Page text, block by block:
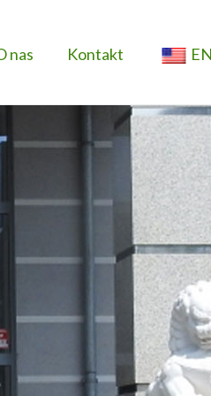
nas Kontakt EN